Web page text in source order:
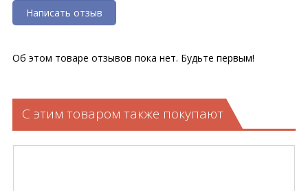
Написать отзыв
Об этом товаре отзывов пока нет. Будьте первым!
С этим товаром также покупают